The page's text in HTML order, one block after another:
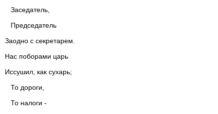
Заседатель,
Председатель
Заодно с секретарем.
Нас поборами царь
Иссушил, как сухарь;
То дороги,
То налоги -